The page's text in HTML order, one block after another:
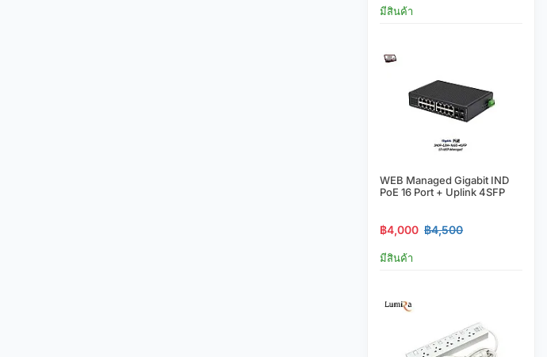
มีสินค้า
WEB Managed Gigabit IND
PoE 16 Port + Uplink 4SFP
฿4,000 ฿4,500
มีสินค้า